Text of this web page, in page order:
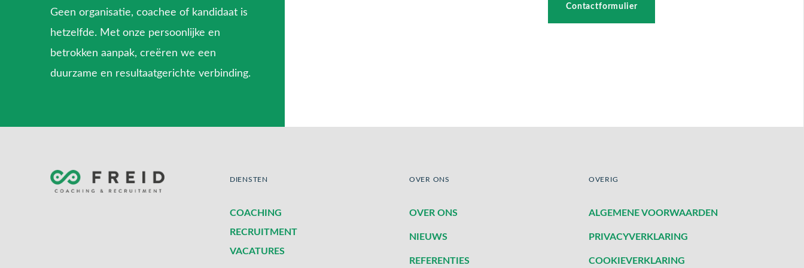
Geen organisatie, coachee of kandidaat is
hetzelfde. Met onze persoonlijke en
betrokken aanpak, creëren we een
duurzame en resultaatgerichte verbinding.
Contactformulier
DIENSTEN
COACHING
RECRUITMENT
VACATURES
OVER ONS
OVER ONS
NIEUWS
REFERENTIES
OVERIG
ALGEMENE VOORWAARDEN
PRIVACYVERKLARING
COOKIEVERKLARING